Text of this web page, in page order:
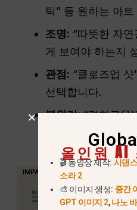
틱” 등 원하는 아
조명: “따뜻한 자
게 보여야 하는지
관점: “클로즈업
선택합니다.
분위기:“평화로운'
인 느낌을 설명합
올인원 AI
🎬 동영상 제작: 시댄
소라 2
🎨 이미지 생성: 중간
GPT 이미지 2,나노